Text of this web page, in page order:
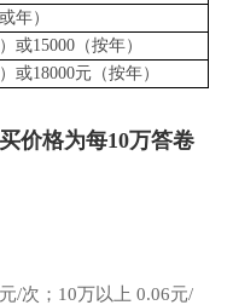
年）
或15000（按年）
或18000元（按年）
价格为每10万答卷
/次；10万以上 0.06元/